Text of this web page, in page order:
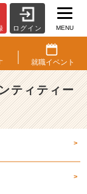
ログイン MENU
就職イベント
ティティー
>
>